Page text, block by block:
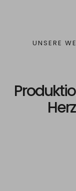
UNSERE
Herz